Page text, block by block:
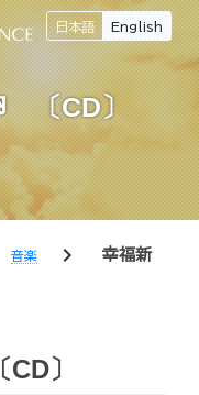
日本語 English
〔CD〕
音楽 chevron_right
幸福新
〕